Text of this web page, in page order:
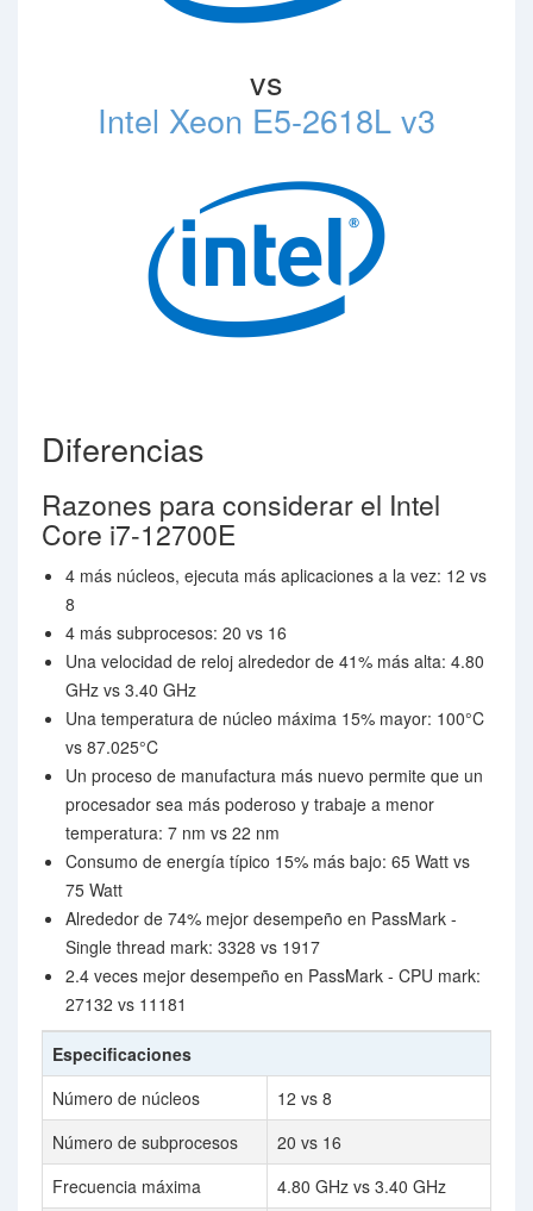
vs
Intel Xeon E5-2618L v3
Diferencias
Razones para considerar el Intel
Core i7-12700E
4 más núcleos, ejecuta más aplicaciones a la vez: 12 vs
8
4 más subprocesos: 20 vs 16
Una velocidad de reloj alrededor de 41% más alta: 4.80
GHz vs 3.40 GHz
Una temperatura de núcleo máxima 15% mayor: 100°C
vs 87.025°C
Un proceso de manufactura más nuevo permite que un
procesador sea más poderoso y trabaje a menor
temperatura: 7 nm vs 22 nm
Consumo de energía típico 15% más bajo: 65 Watt vs
75 Watt
Alrededor de 74% mejor desempeño en PassMark -
Single thread mark: 3328 vs 1917
2.4 veces mejor desempeño en PassMark - CPU mark:
27132 vs 11181
Especificaciones
Número de núcleos
12 vs 8
Número de subprocesos
20 vs 16
Frecuencia máxima
4.80 GHz vs 3.40 GHz